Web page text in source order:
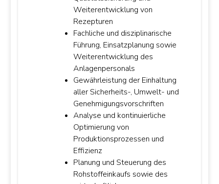
Weiterentwicklung von
Rezepturen
Fachliche und disziplinarische
Führung, Einsatzplanung sowie
Weiterentwicklung des
Anlagenpersonals
Gewährleistung der Einhaltung
aller Sicherheits-, Umwelt- und
Genehmigungsvorschriften
Analyse und kontinuierliche
Optimierung von
Produktionsprozessen und
Effizienz
Planung und Steuerung des
Rohstoffeinkaufs sowie des